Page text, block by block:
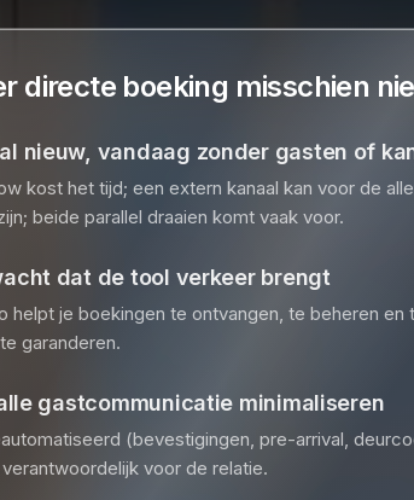
directe boeking misschien
nieuw, vandaag zonder gasten of
kost het tijd; een extern kanaal kan voor de
beide parallel draaien komt vaak voor.
dat de tool verkeer brengt
helpt je boekingen te ontvangen, te beheren
garanderen.
gastcommunicatie minimaliseren
(bevestigingen, pre-arrival,
voor de relatie.